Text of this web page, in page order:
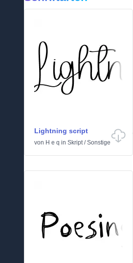
Lightning script
von H e q in Skript/Sonstige